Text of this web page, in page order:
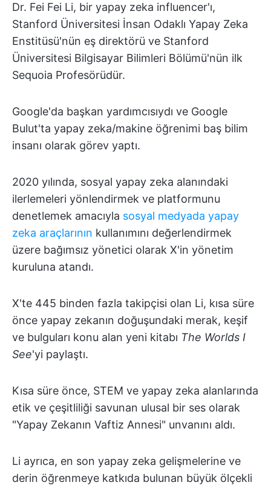
Dr. Fei Fei Li, bir yapay zeka influencer'ı,
Stanford Üniversitesi İnsan Odaklı Yapay Zeka
Enstitüsü'nün eş direktörü ve Stanford
Üniversitesi Bilgisayar Bilimleri Bölümü'nün ilk
Sequoia Profesörüdür.
Google'da başkan yardımcısıydı ve Google
Bulut'ta yapay zeka/makine öğrenimi baş bilim
insanı olarak görev yaptı.
2020 yılında, sosyal yapay zeka alanındaki
ilerlemeleri yönlendirmek ve platformunu
denetlemek amacıyla sosyal medyada yapay
zeka araçlarının kullanımını değerlendirmek
üzere bağımsız yönetici olarak X'in yönetim
kuruluna atandı.
X'te 445 binden fazla takipçisi olan Li, kısa süre
önce yapay zekanın doğuşundaki merak, keşif
ve bulguları konu alan yeni kitabı The Worlds I
See'yi paylaştı.
Kısa süre önce, STEM ve yapay zeka alanlarında
etik ve çeşitliliği savunan ulusal bir ses olarak
"Yapay Zekanın Vaftiz Annesi" unvanını aldı.
Li ayrıca, en son yapay zeka gelişmelerine ve
derin öğrenmeye katkıda bulunan büyük ölçekli